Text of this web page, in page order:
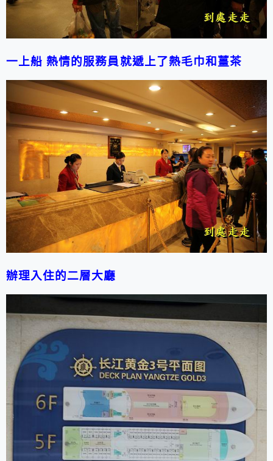
一上船 熱情的服務員就遞上了熱毛巾和薑茶
辦理入住的二層大廳